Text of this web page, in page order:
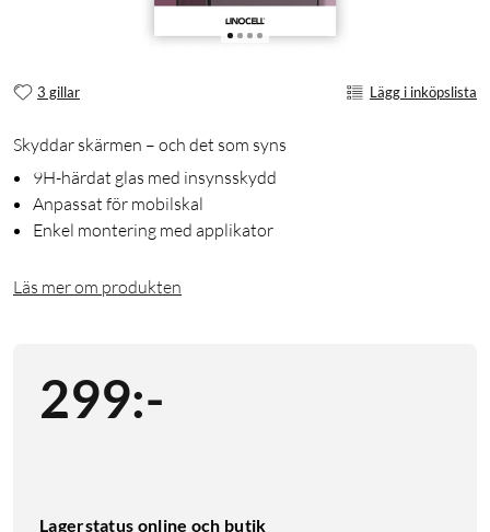
3 gillar Lägg i inköpslista
Skyddar skärmen – och det som syns
9H-härdat glas med insynsskydd
Anpassat för mobilskal
Enkel montering med applikator
Läs mer om produkten
299:-
Lagerstatus online och butik